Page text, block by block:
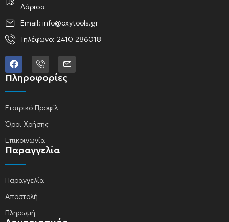
Λάρισα
Email: info@oxytools.gr
Τηλέφωνο: 2410 286018
Πληροφορίες
Εταιρικό Προφίλ
Όροι Χρήσης
Επικοινωνία
Παραγγελία
Παραγγελία
Αποστολή
Πληρωμή